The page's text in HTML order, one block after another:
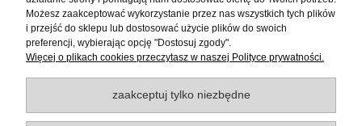
Moje konto
Możesz zaakceptować wykorzystanie przez nas wszystkich tych plików
i przejść do sklepu lub dostosować użycie plików do swoich
preferencji, wybierając opcję "Dostosuj zgody".
Więcej o plikach cookies przeczytasz w naszej Polityce prywatności.
zaakceptuj tylko niezbędne